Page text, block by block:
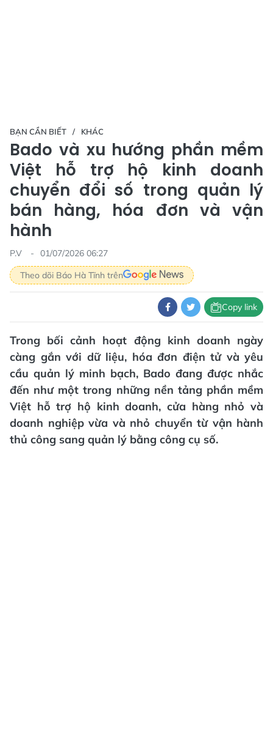
BẠN CẦN BIẾT KHÁC
Bado và xu hướng phần mềm
Việt hỗ trợ hộ kinh doanh
chuyển đổi số trong quản lý
bán hàng, hóa đơn và vận
hành
P.V
01/07/2026 06:27
Theo dõi Báo Hà Tĩnh trên
Copy link
Trong bối cảnh hoạt động kinh doanh ngày
càng gắn với dữ liệu, hóa đơn điện tử và yêu
cầu quản lý minh bạch, Bado đang được nhắc
đến như một trong những nền tảng phần mềm
Việt hỗ trợ hộ kinh doanh, cửa hàng nhỏ và
doanh nghiệp vừa và nhỏ chuyển từ vận hành
thủ công sang quản lý bằng công cụ số.